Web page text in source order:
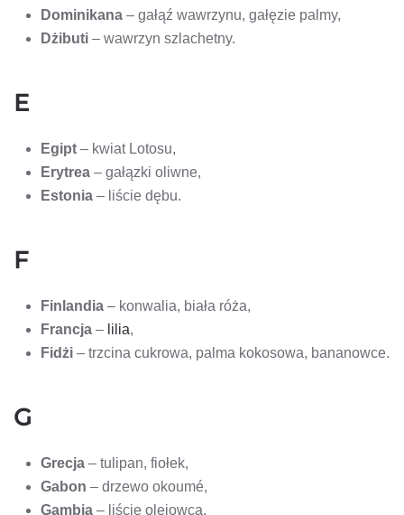
Dominikana – gałąź wawrzynu, gałęzie palmy,
Dżibuti – wawrzyn szlachetny.
E
Egipt – kwiat Lotosu,
Erytrea – gałązki oliwne,
Estonia – liście dębu.
F
Finlandia – konwalia, biała róża,
Francja – lilia,
Fidżi – trzcina cukrowa, palma kokosowa, bananowce.
G
Grecja – tulipan, fiołek,
Gabon – drzewo okoumé,
Gambia – liście olejowca,